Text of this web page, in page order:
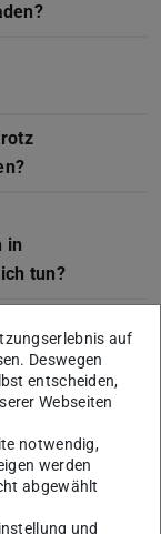
in
tun?
für eine
auf
Deswegen
entscheiden,
Webseiten
notwendig,
werden
abgewählt
und